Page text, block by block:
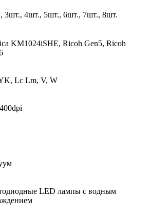
3шт., 4шт., 5шт., 6шт., 7шт., 8шт.
KM1024iSHE, Ricoh Gen5, Ricoh
Lc Lm, V, W
LED лампы с водным